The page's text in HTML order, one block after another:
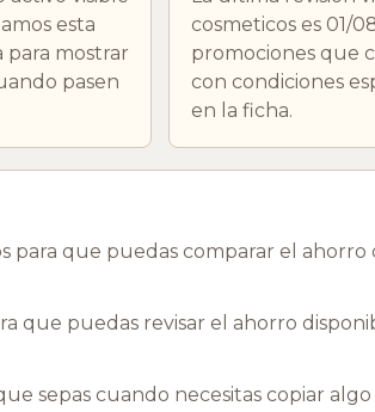
esta
para mostrar
pasen
cosmeticos es 01/
promociones que
con condiciones
en la ficha.
para que puedas comparar el ahorro
que puedas revisar el ahorro
sepas cuando necesitas copiar